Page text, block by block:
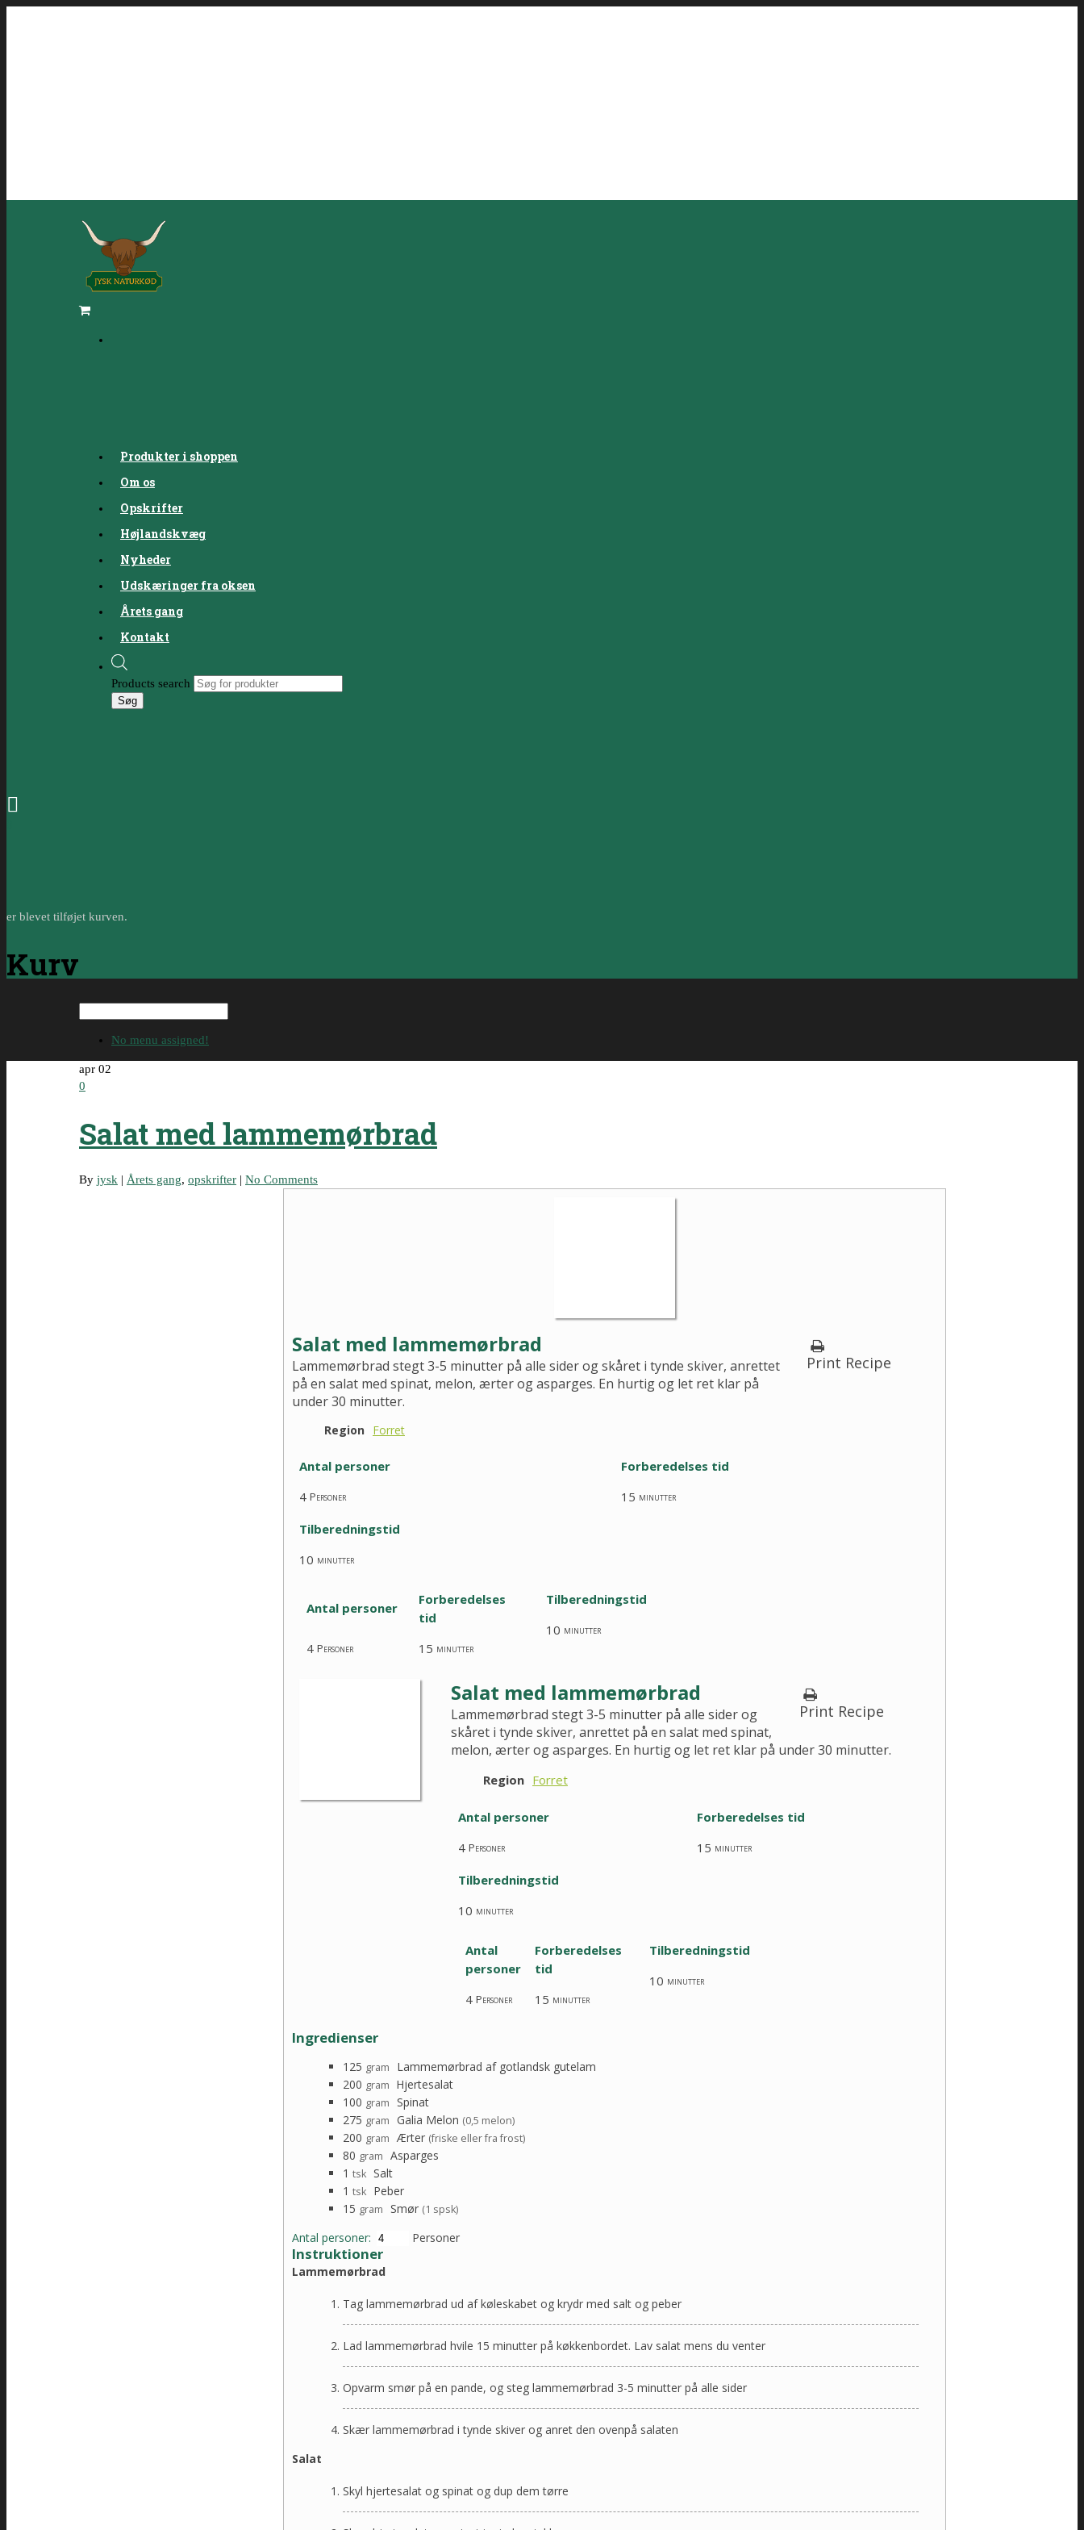
Produkter i shoppen
Om os
Opskrifter
Højlandskvæg
Nyheder
Udskæringer fra oksen
Årets gang
Kontakt
Products search
Søg
er blevet tilføjet kurven.
Kurv
No menu assigned!
apr 02
0
Salat med lammemørbrad
By jysk | Årets gang, opskrifter | No Comments
Salat med lammemørbrad
Print Recipe
Lammemørbrad stegt 3-5 minutter på alle sider og skåret i tynde skiver, anrettet
på en salat med spinat, melon, ærter og asparges. En hurtig og let ret klar på
under 30 minutter.
Region Forret
Antal personer
Forberedelses tid
4 Personer 15 minutter
Tilberedningstid
10 minutter
Antal personer
Forberedelses
tid
4 Personer 15 minutter
Tilberedningstid
10 minutter
Salat med lammemørbrad
Print Recipe
Lammemørbrad stegt 3-5 minutter på alle sider og
skåret i tynde skiver, anrettet på en salat med spinat,
melon, ærter og asparges. En hurtig og let ret klar på under 30 minutter.
Region Forret
Antal personer
Forberedelses tid
4 Personer 15 minutter
Tilberedningstid
10 minutter
Antal
personer
Forberedelses
tid
4 Personer 15 minutter
Tilberedningstid
10 minutter
Ingredienser
125 gram
Lammemørbrad af gotlandsk gutelam
200 gram Hjertesalat
100 gram Spinat
275 gram Galia Melon (0,5 melon)
200 gram Ærter (friske eller fra frost)
80 gram Asparges
1 tsk Salt
1 tsk Peber
15 gram Smør (1 spsk)
Antal personer: Personer
Instruktioner
Lammemørbrad
Tag lammemørbrad ud af køleskabet og krydr med salt og peber
Lad lammemørbrad hvile 15 minutter på køkkenbordet. Lav salat mens du venter
Opvarm smør på en pande, og steg lammemørbrad 3-5 minutter på alle sider
Skær lammemørbrad i tynde skiver og anret den ovenpå salaten
Salat
Skyl hjertesalat og spinat og dup dem tørre